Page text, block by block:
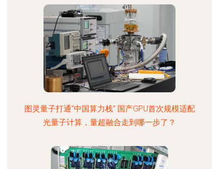
图灵量子打通“中国算力栈” 国产GPU首次规模适配
光量子计算，量超融合走到哪一步了？